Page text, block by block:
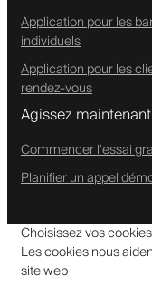
Application pour les
individuels
Application pour les
rendez-vous
Agissez maintenant
Commencer l'essai
Planifier un appel
Choisissez vos cookies
Les cookies nous
site web